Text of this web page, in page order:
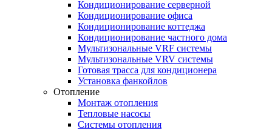
Кондиционирование серверной
Кондиционирование офиса
Кондиционирование коттеджа
Кондиционирование частного дома
Мультизональные VRF системы
Мультизональные VRV системы
Готовая трасса для кондиционера
Установка фанкойлов
Отопление
Монтаж отопления
Тепловые насосы
Системы отопления